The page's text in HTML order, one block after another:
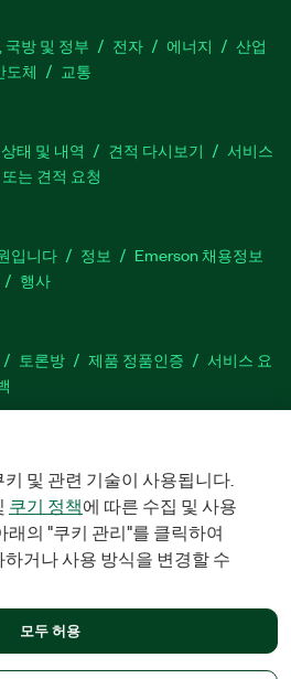
국방 및 정부 전자 에너지
산업
도체 교통
태 및 내역 견적 다시보기
서비스
는 견적 요청
입니다 정보
Emerson 채용정보
행사
토론방 제품 정품인증
서비스 요
인정보 취급방침
CORP. 판권 소유. 한국내쇼날인스트루먼
등포구 여의대로 108, 36층 (여의도동,
후앗, 페드로와이안드라데 | 사업자 등
표전화: 02-3451-3400
및 관련 기술이 사용됩니다.
쿠기 정책에 따른 수집 및 사용
래의 "쿠키 관리"를 클릭하여
거나 사용 방식을 변경할 수
모두 허용